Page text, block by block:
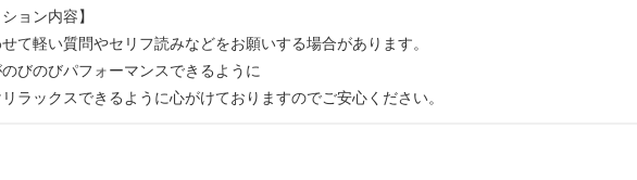
ョン内容】
て軽い質問やセリフ読みなどをお願いする場合があります。
びのびパフォーマンスできるように
ラックスできるように心がけておりますのでご安心ください。